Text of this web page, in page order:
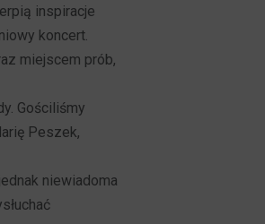
inspiracje
koncert.
miejscem prób,
Gościliśmy
Peszek,
niewiadoma